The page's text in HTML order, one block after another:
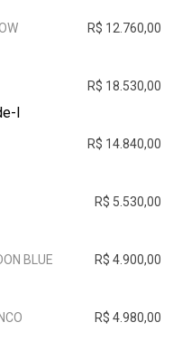
R$ 12.760,00
R$ 18.530,00
R$ 14.840,00
R$ 5.530,00
BLUE R$ 4.900,00
R$ 4.980,00